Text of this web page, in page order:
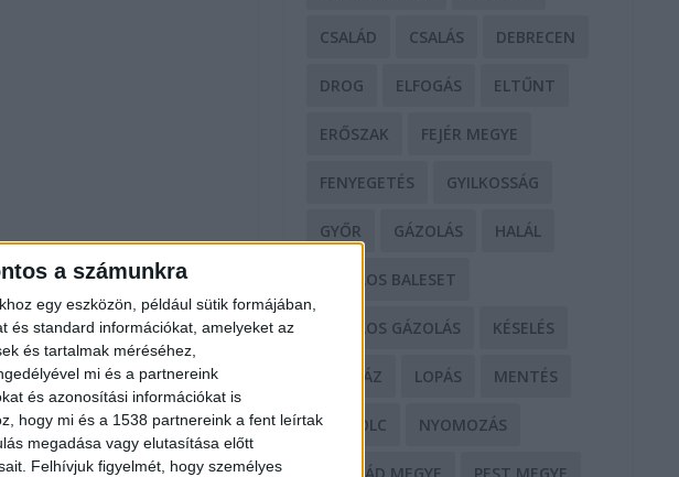
a számunkra
egy eszközön, például sütik formájában,
és standard információkat, amelyeket az
és tartalmak méréséhez,
mi és a partnereink
és azonosítási információkat is
hogy mi és a 1538 partnereink a fent leírtak
megadása vagy elutasítása előtt
Felhívjuk figyelmét, hogy személyes
CSALÁD CSALÁS DEBRECEN
DROG ELFOGÁS ELTŰNT
ERŐSZAK FEJÉR MEGYE
FENYEGETÉS GYILKOSSÁG
GYŐR GÁZOLÁS HALÁL
HALÁLOS BALESET
HALÁLOS GÁZOLÁS KÉSELÉS
KÓRHÁZ LOPÁS MENTÉS
MISKOLC NYOMOZÁS